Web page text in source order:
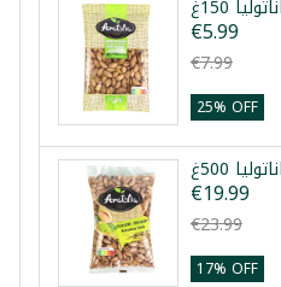
€5.99
€7.99
25% OFF
€19.99
€23.99
17% OFF